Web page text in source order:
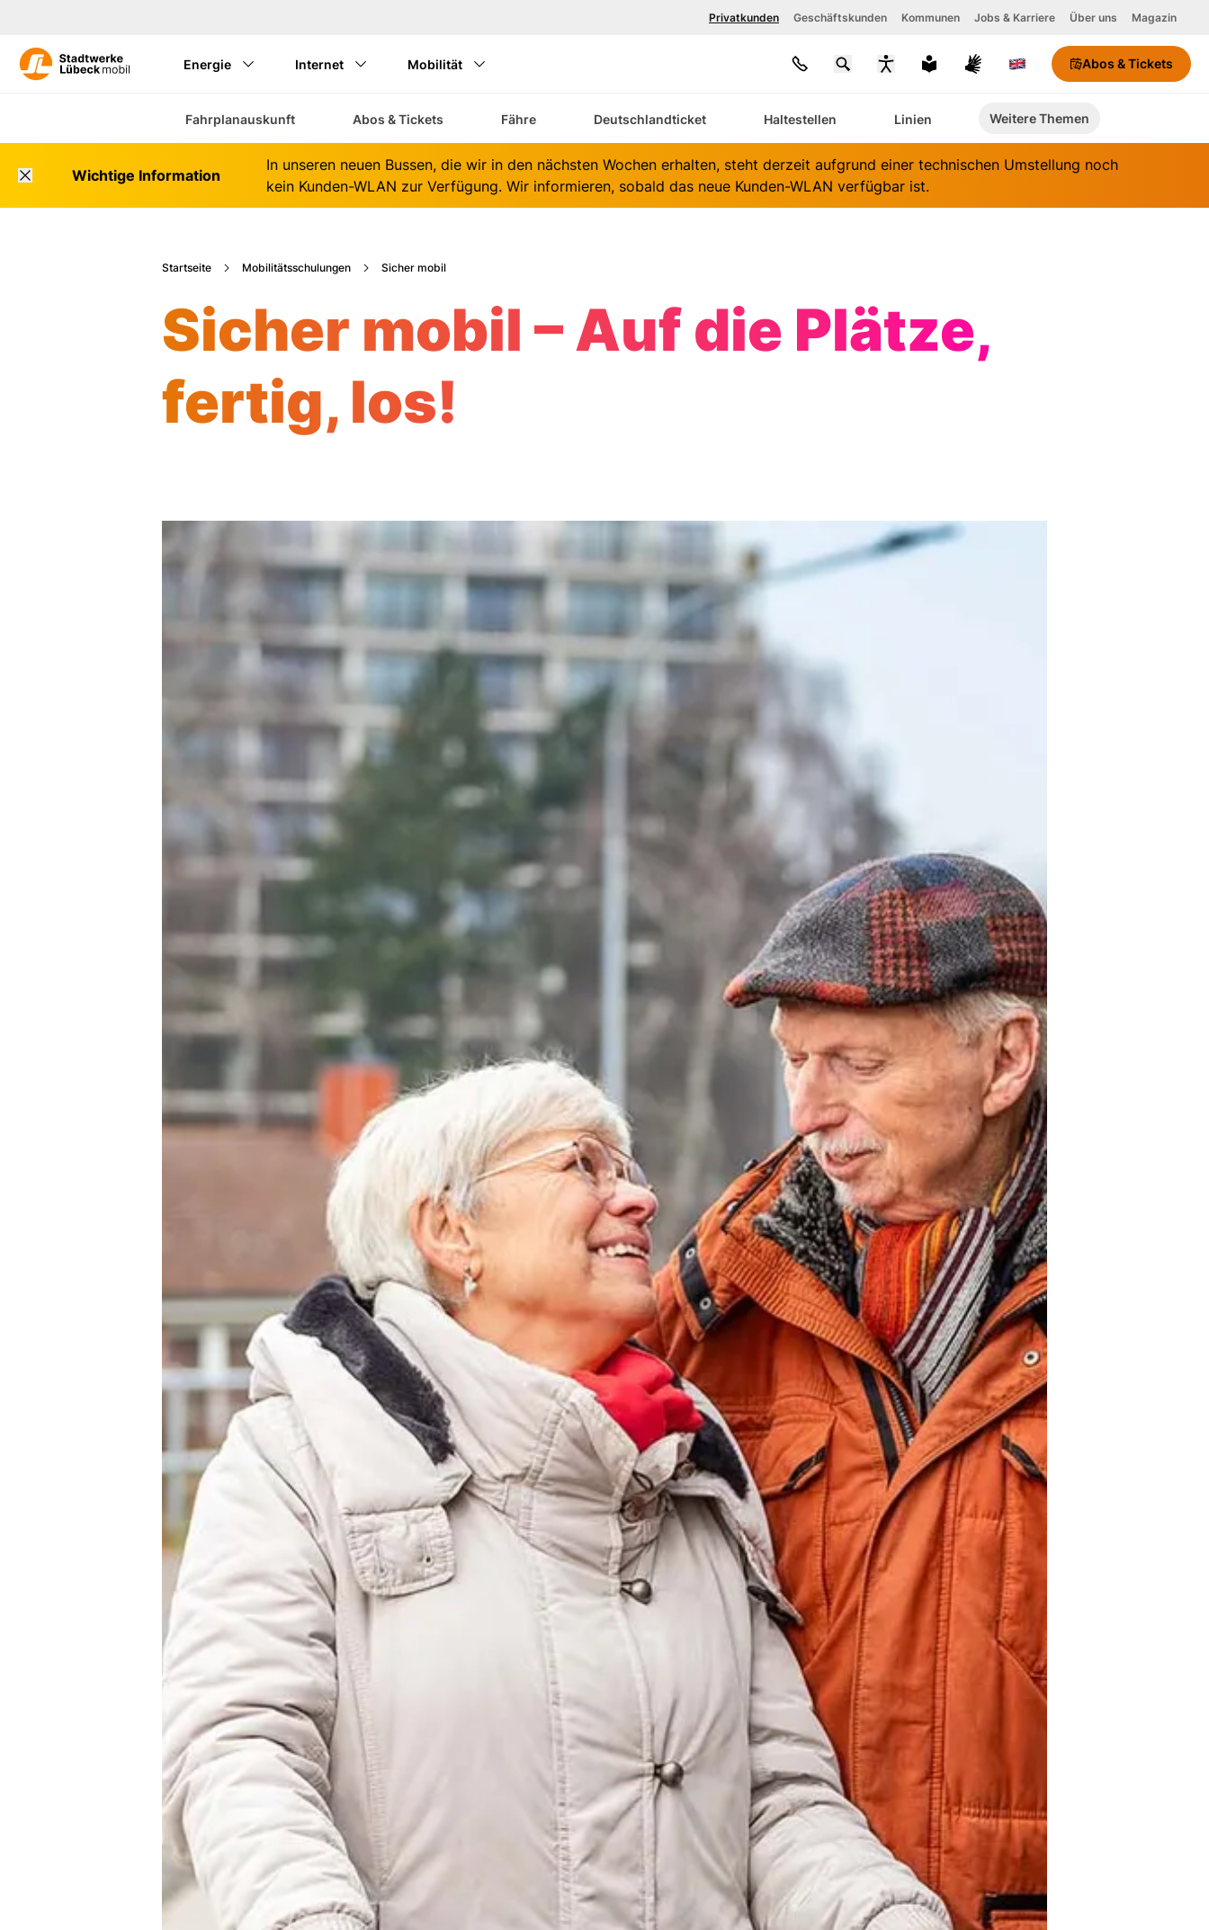
Privatkunden Geschäftskunden Kommunen Jobs & Karriere Über uns Magazin
Energie Internet Mobilität
Schriftgröße
Kontrastmodusaktivieren
Abos & Tickets
Fahrplanauskunft Abos & Tickets Fähre Deutschlandticket Haltestellen Linien Weitere Themen
Wichtige Information
In unseren neuen Bussen, die wir in den nächsten Wochen erhalten, steht derzeit aufgrund einer technischen Umstellung noch
kein Kunden-WLAN zur Verfügung. Wir informieren, sobald das neue Kunden-WLAN verfügbar ist.
Startseite Mobilitätsschulungen Sicher mobil
Sicher mobil – Auf die Plätze,
fertig, los!